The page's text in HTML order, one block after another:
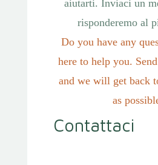
aiutarti. Inviaci un
risponderemo al
Do you have any
here to help you.
and we will get back
as
Contattaci